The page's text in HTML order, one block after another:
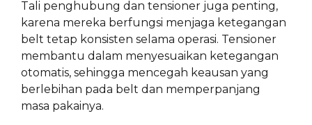
Tali penghubung dan tensioner juga penting,
karena mereka berfungsi menjaga ketegangan
belt tetap konsisten selama operasi. Tensioner
membantu dalam menyesuaikan ketegangan
otomatis, sehingga mencegah keausan yang
berlebihan pada belt dan memperpanjang
masa pakainya.